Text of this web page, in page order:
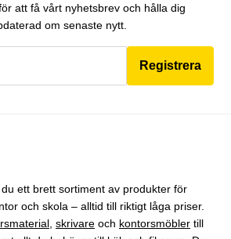
att få vårt nyhetsbrev och hålla dig
om senaste nytt.
Registrera
ett brett sortiment av produkter för
och skola – alltid till riktigt låga priser.
skrivare och kontorsmöbler till